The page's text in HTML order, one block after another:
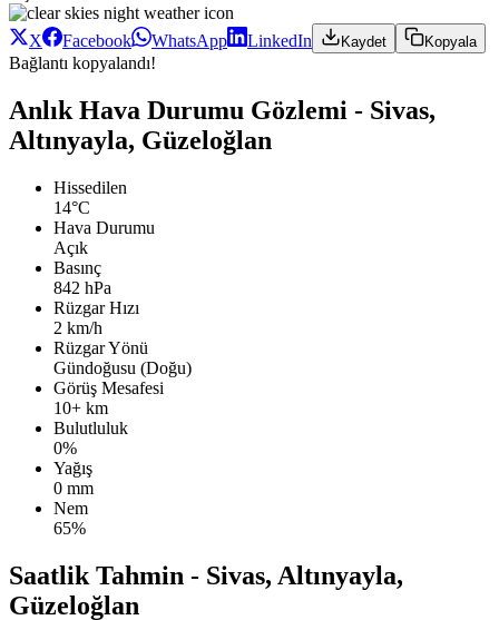
X Facebook WhatsApp LinkedIn Kaydet Kopyala
Bağlantı kopyalandı!
Anlık Hava Durumu Gözlemi - Sivas,
Altınyayla, Güzeloğlan
Hissedilen
14°C
Hava Durumu
Açık
Basınç
842 hPa
Rüzgar Hızı
2 km/h
Rüzgar Yönü
Gündoğusu (Doğu)
Görüş Mesafesi
10+ km
Bulutluluk
0%
Yağış
0 mm
Nem
65%
Saatlik Tahmin - Sivas, Altınyayla,
Güzeloğlan